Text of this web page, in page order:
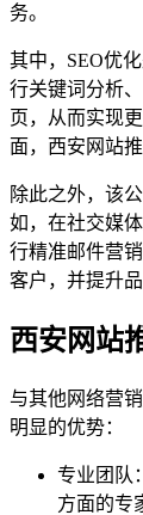
务。
其中，SEO优
行关键词分析
页，从而实现
面，西安网站
除此之外，该
如，在社交媒
行精准邮件营
客户，并提升
西安网站
与其他网络营
明显的优势：
专业团队
方面的专